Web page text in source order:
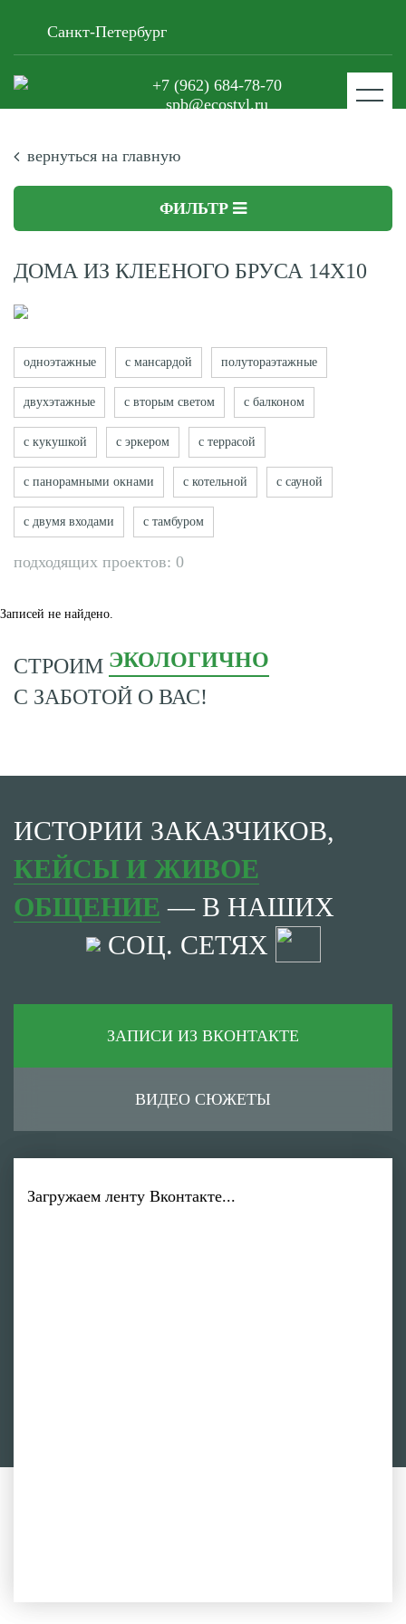
Санкт-Петербург
+7 (962) 684-78-70
spb@ecostyl.ru
вернуться на главную
ФИЛЬТР
ДОМА ИЗ КЛЕЕНОГО БРУСА 14Х10
одноэтажные с мансардой полутораэтажные
двухэтажные с вторым светом с балконом
с кукушкой с эркером с террасой
с панорамными окнами с котельной с сауной
с двумя входами с тамбуром
подходящих проектов: 0
Записей не найдено.
СТРОИМ ЭКОЛОГИЧНО
С ЗАБОТОЙ О ВАС!
ИСТОРИИ ЗАКАЗЧИКОВ,
КЕЙСЫ И ЖИВОЕ
ОБЩЕНИЕ — В НАШИХ
СОЦ. СЕТЯХ
ЗАПИСИ ИЗ ВКОНТАКТЕ
ВИДЕО СЮЖЕТЫ
Загружаем ленту Вконтакте...